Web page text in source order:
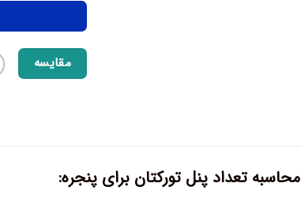
مقایسه
محاسبه تعداد پنل تورکتان برای پنجره: